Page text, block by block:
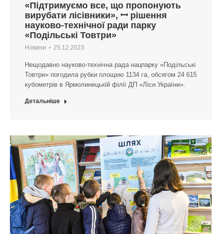
«Підтримуємо все, що пропонують
вирубати лісівники», ꟷ рішення
науково-технічної ради парку
«Подільські Товтри»
Новини 25.12.2023
Нещодавно науково-технічна рада нацпарку «Подільські
Товтри» погодила рубки площею 1134 га, обсягом 24 615
кубометрів в Ярмолинецькій філії ДП «Ліси України».
Детальніше